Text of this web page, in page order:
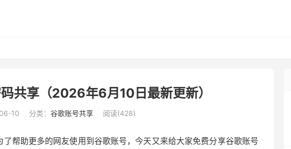
共享（2026年6月10日最新更新）
10 分类： 谷歌账号共享 阅读(428)
帮助更多的网友使用到谷歌账号，今天又来给大家免费分享谷歌账号